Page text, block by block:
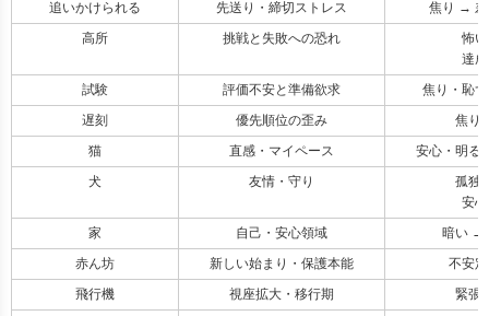
追いかけられる
先送り・締切ストレス
焦り → 差
高所
挑戦と失敗への恐れ
怖
達
試験
評価不安と準備欲求
焦り・恥
遅刻
優先順位の歪み
焦り
猫
直感・マイペース
安心・明る
犬
友情・守り
孤独
安
家
自己・安心領域
暗い →
赤ん坊
新しい始まり・保護本能
不安
飛行機
視座拡大・移行期
緊張